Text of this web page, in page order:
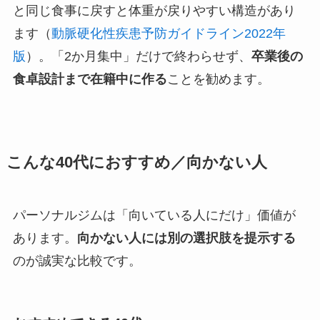
と同じ食事に戻すと体重が戻りやすい構造があり
ます（動脈硬化性疾患予防ガイドライン2022年
版 ）。「2か月集中」だけで終わらせず、 卒業後の
食卓設計まで在籍中に作ることを勧めます。
こんな40代におすすめ／向かない人
パーソナルジムは「向いている人にだけ」価値が
あります。 向かない人には別の選択肢を提示する
のが誠実な比較です。